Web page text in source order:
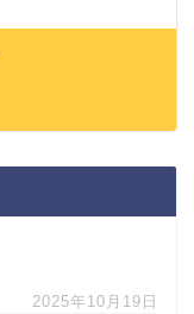
2025年10月19日